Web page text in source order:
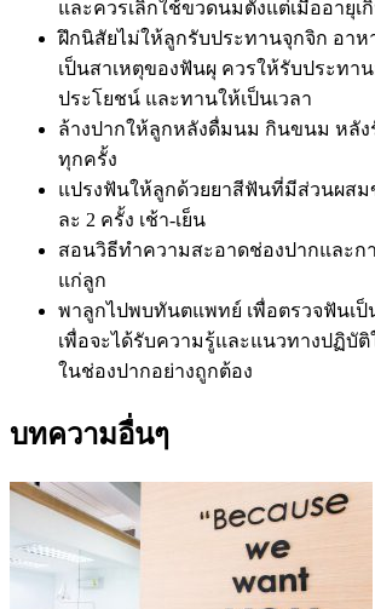
และควรเลิกใช้ขวดนมตั้งแต่เมื่ออายุเ
ฝึกนิสัยไม่ให้ลูกรับประทานจุกจิก อาห
เป็นสาเหตุของฟันผุ ควรให้รับประทา
ประโยชน์ และทานให้เป็นเวลา
ล้างปากให้ลูกหลังดื่มนม กินขนม หลัง
ทุกครั้ง
แปรงฟันให้ลูกด้วยยาสีฟันที่มีส่วนผส
ละ 2 ครั้ง เช้า-เย็น
สอนวิธีทำความสะอาดช่องปากและก
แก่ลูก
พาลูกไปพบทันตแพทย์ เพื่อตรวจฟันเป็
เพื่อจะได้รับความรู้และแนวทางปฏิบั
ในช่องปากอย่างถูกต้อง
บทความอื่นๆ